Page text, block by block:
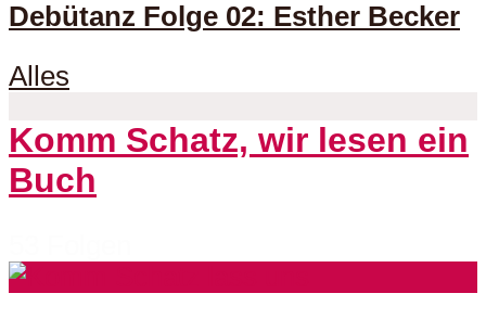
Debütanz Folge 02: Esther Becker
Alles
Komm Schatz, wir lesen ein
Buch